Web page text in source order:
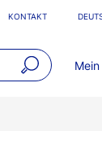
KONTAKT